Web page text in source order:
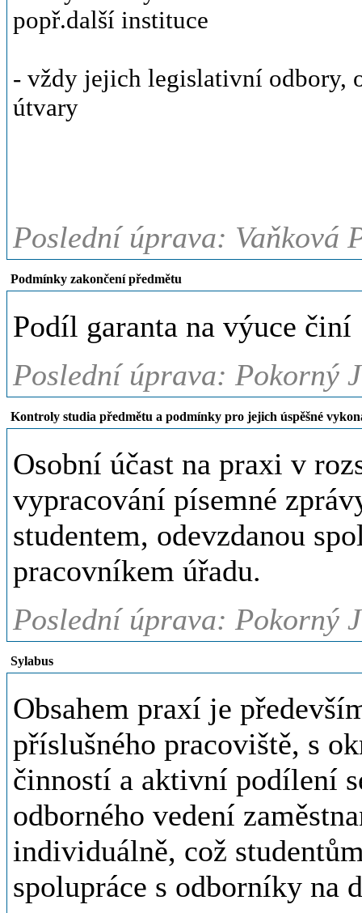
popř.další instituce
- vždy jejich legislativní odbory,
útvary
Poslední úprava: Vaňková
Podmínky zakončení předmětu
Podíl garanta na výuce činí
Poslední úprava: Pokorný
Kontroly studia předmětu a podmínky pro jejich úspěšné
Osobní účast na praxi v
vypracování písemné
studentem, odevzdanou
pracovníkem úřadu.
Poslední úprava: Pokorný
Sylabus
Obsahem praxí je
příslušného pracoviště, s
činností a aktivní podílení
odborného vedení
individuálně, což
spolupráce s odborníky na